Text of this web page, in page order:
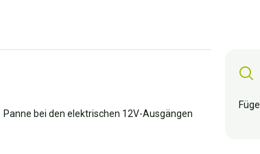
Panne bei den elektrischen 12V-Ausgängen